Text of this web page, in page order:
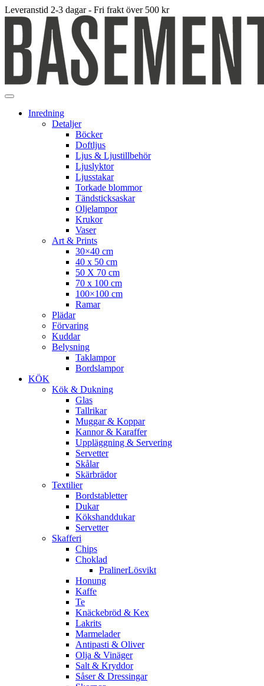
Leveranstid 2-3 dagar - Fri frakt över 500 kr
Inredning
Detaljer
Böcker
Doftljus
Ljus & Ljustillbehör
Ljuslyktor
Ljusstakar
Torkade blommor
Tändsticksaskar
Oljelampor
Krukor
Vaser
Art & Prints
30×40 cm
40 x 50 cm
50 X 70 cm
70 x 100 cm
100×100 cm
Ramar
Plädar
Förvaring
Kuddar
Belysning
Taklampor
Bordslampor
KÖK
Kök & Dukning
Glas
Tallrikar
Muggar & Koppar
Kannor & Karaffer
Uppläggning & Servering
Servetter
Skålar
Skärbrädor
Textilier
Bordstabletter
Dukar
Kökshanddukar
Servetter
Skafferi
Chips
Choklad
PralinerLösvikt
Honung
Kaffe
Te
Knäckebröd & Kex
Lakrits
Marmelader
Antipasti & Oliver
Olja & Vinäger
Salt & Kryddor
Såser & Dressingar